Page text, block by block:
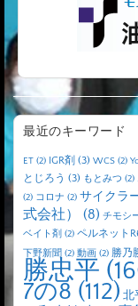
最近のキーワード
ET (2) IGR剤 (3) WCS (2)
とじろう (3) もとみつ (2)
(2) コロナ (2) サイクラ
式会社）
(8) チモシ
ベイト剤 (2) ペルネット
下野新聞 (2) 動画 (2) 勝乃
勝忠平
7の8 (112) 北